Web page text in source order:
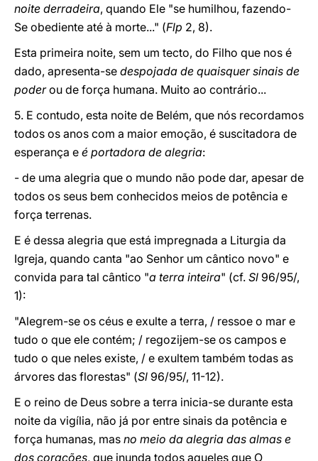
noite derradeira, quando Ele "se humilhou, fazendo-
Se obediente até à morte..." (Flp 2, 8).
Esta primeira noite, sem um tecto, do Filho que nos é
dado, apresenta-se despojada de quaisquer sinais de
poderou de força humana. Muito ao contrário...
5. E contudo, esta noite de Belém, que nós recordamos
todos os anos com a maior emoção, é suscitadora de
esperança e é portadora de alegria:
- de uma alegria que o mundo não pode dar, apesar de
todos os seus bem conhecidos meios de potência e
força terrenas.
E é dessa alegria que está impregnada a Liturgia da
Igreja, quando canta "ao Senhor um cântico novo" e
convida para tal cântico "a terra inteira" (cf. Sl 96/95/,
1):
"Alegrem-se os céus e exulte a terra, / ressoe o mar e
tudo o que ele contém; / regozijem-se os campos e
tudo o que neles existe, / e exultem também todas as
árvores das florestas" (Sl 96/95/, 11-12).
E o reino de Deus sobre a terra inicia-se durante esta
noite da vigília, não já por entre sinais da potência e
força humanas, mas no meio da alegria das almas e
dos corações, que inunda todos aqueles que O